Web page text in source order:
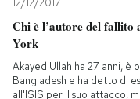
12/12/2017
Chi è l’autore del fallito
York
Akayed Ullah ha 27 anni, è
Bangladesh e ha detto di
all'ISIS per il suo attacco,